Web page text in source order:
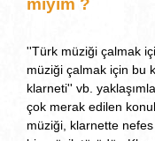
miyim ?
''Türk müziği çalmak
müziği çalmak için bu
klarneti'' vb.
çok merak edilen
müziği, klarnette